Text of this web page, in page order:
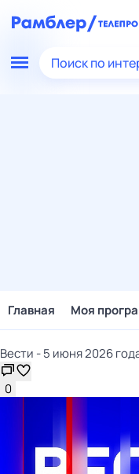
Поиск по
Главная Моя
Вести - 5 июня 2026
0